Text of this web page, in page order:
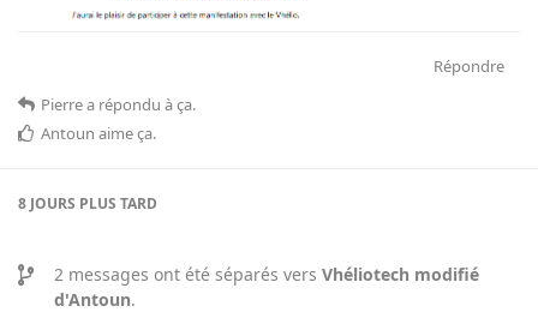
Répondre
Pierrea répondu à ça.
Antoun aime ça.
8 JOURS PLUS TARD
2 messages ont été séparés vers Vhéliotech modifié
d'Antoun.